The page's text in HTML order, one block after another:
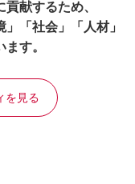
献するため、
「社会」「人材」
す。
を見る